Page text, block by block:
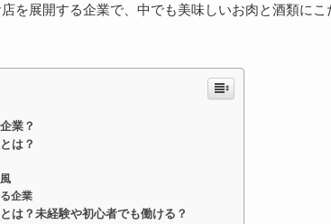
を展開する企業で、中でも美味しいお肉と酒類にこ
業？
は？
企業
は？未経験や初心者でも働ける？